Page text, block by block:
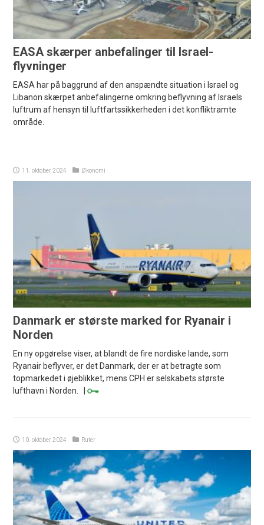
EASA skærper anbefalinger til Israel-
flyvninger
EASA har på baggrund af den anspændte situation i Israel og
Libanon skærpet anbefalingerne omkring beflyvning af Israels
luftrum af hensyn til luftfartssikkerheden i det konfliktramte
område.
11. oktober 2024 Økonomi
Danmark er største marked for Ryanair i
Norden
En ny opgørelse viser, at blandt de fire nordiske lande, som
Ryanair beflyver, er det Danmark, der er at betragte som
topmarkedet i øjeblikket, mens CPH er selskabets største
lufthavn i Norden. |
10. oktober 2024 Ruter